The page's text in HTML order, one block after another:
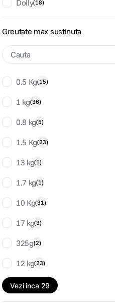
Dolly(18)
Greutate max sustinuta
0.5 Kg(15)
1 kg(36)
0.8 kg(5)
1.5 Kg(23)
13 kg(1)
1.7 kg(1)
10 Kg(31)
17 kg(3)
325g(2)
12 kg(23)
Vezi inca 29